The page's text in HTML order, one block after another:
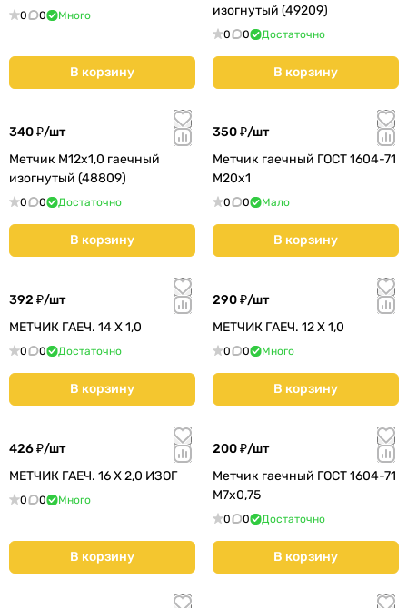
0 0 Много
В корзину
изогнутый (49209)
0 0 Достаточно
В корзину
340 ₽/шт
Метчик М12х1,0 гаечный
изогнутый (48809)
0 0 Достаточно
В корзину
350 ₽/шт
Метчик гаечный ГОСТ 1604-71
М20х1
0 0 Мало
В корзину
392 ₽/шт
МЕТЧИК ГАЕЧ. 14 Х 1,0
0 0 Достаточно
В корзину
290 ₽/шт
МЕТЧИК ГАЕЧ. 12 Х 1,0
0 0 Много
В корзину
426 ₽/шт
МЕТЧИК ГАЕЧ. 16 Х 2,0 ИЗОГ
0 0 Много
В корзину
200 ₽/шт
Метчик гаечный ГОСТ 1604-71
М7х0,75
0 0 Достаточно
В корзину